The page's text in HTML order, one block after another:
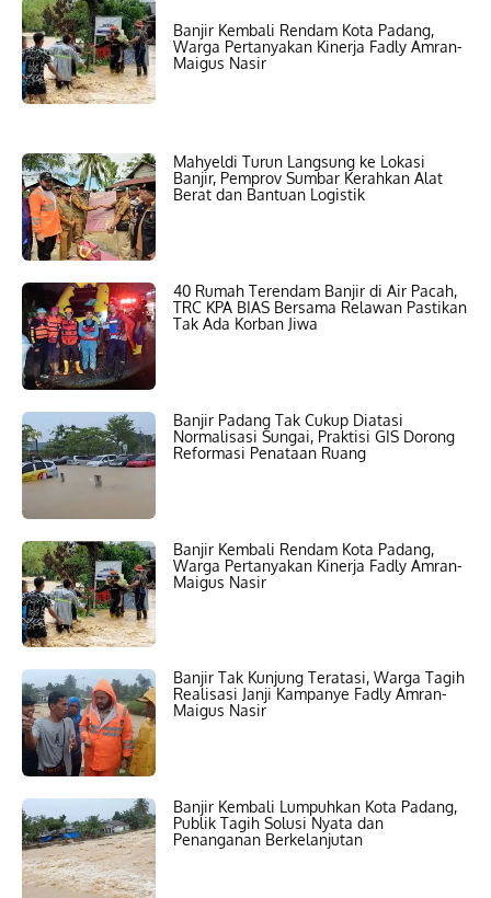
Banjir Kembali Rendam Kota Padang,
Warga Pertanyakan Kinerja Fadly Amran-
Maigus Nasir
Mahyeldi Turun Langsung ke Lokasi
Banjir, Pemprov Sumbar Kerahkan Alat
Berat dan Bantuan Logistik
40 Rumah Terendam Banjir di Air Pacah,
TRC KPA BIAS Bersama Relawan Pastikan
Tak Ada Korban Jiwa
Banjir Padang Tak Cukup Diatasi
Normalisasi Sungai, Praktisi GIS Dorong
Reformasi Penataan Ruang
Banjir Kembali Rendam Kota Padang,
Warga Pertanyakan Kinerja Fadly Amran-
Maigus Nasir
Banjir Tak Kunjung Teratasi, Warga Tagih
Realisasi Janji Kampanye Fadly Amran-
Maigus Nasir
Banjir Kembali Lumpuhkan Kota Padang,
Publik Tagih Solusi Nyata dan
Penanganan Berkelanjutan